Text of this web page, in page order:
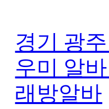
경기 광
우미 알
래방알바